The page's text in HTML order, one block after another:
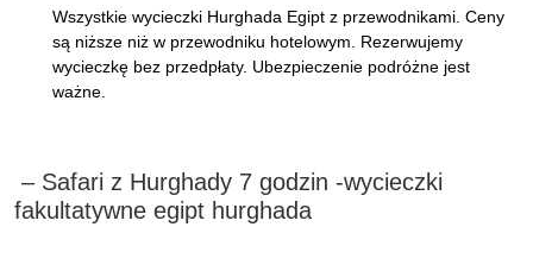
Wszystkie wycieczki Hurghada Egipt z przewodnikami. Ceny
są niższe niż w przewodniku hotelowym. Rezerwujemy
wycieczkę bez przedpłaty. Ubezpieczenie podróżne jest
ważne.
– Safari z Hurghady 7 godzin -wycieczki
fakultatywne egipt hurghada